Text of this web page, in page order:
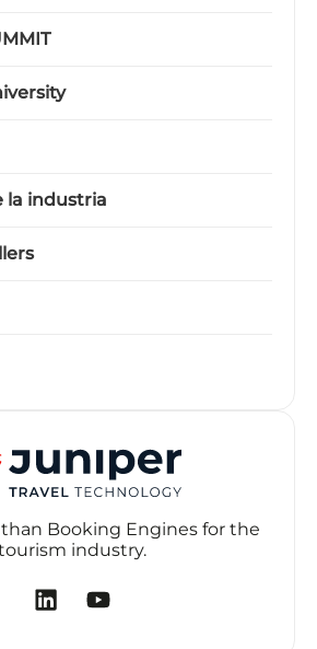
la industria
Booking Engines for the
industry.